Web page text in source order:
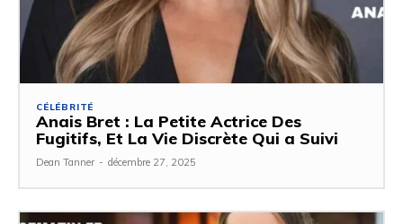
CÉLÉBRITÉ
Anais Bret : La Petite Actrice Des
Fugitifs, Et La Vie Discrète Qui a Suivi
Dean Tanner - décembre 27, 2025